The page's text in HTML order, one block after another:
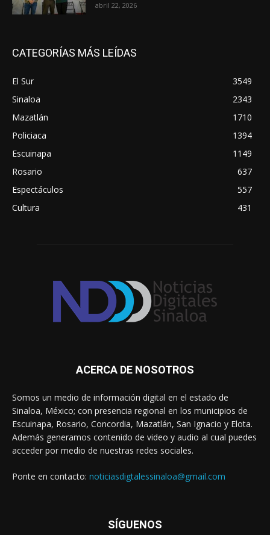
abril 22, 2026
CATEGORÍAS MÁS LEÍDAS
El Sur
3549
Sinaloa
2343
Mazatlán
1710
Policiaca
1394
Escuinapa
1149
Rosario
637
Espectáculos
557
Cultura
431
ACERCA DE NOSOTROS
Somos un medio de información digital en el estado de
Sinaloa, México; con presencia regional en los municipios de
Escuinapa, Rosario, Concordia, Mazatlán, San Ignacio y Elota.
Además generamos contenido de video y audio al cual puedes
acceder por medio de nuestras redes sociales.
Ponte en contacto: noticiasdigtalessinaloa@gmail.com
SÍGUENOS